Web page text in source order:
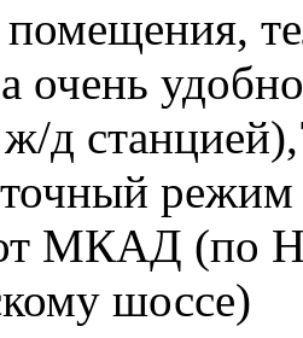
очень
д
МКАД (по
шоссе)